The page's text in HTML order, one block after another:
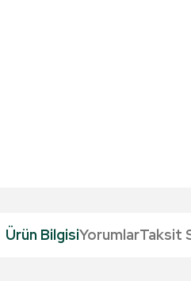
Ürün BilgisiYorumlarTaksit